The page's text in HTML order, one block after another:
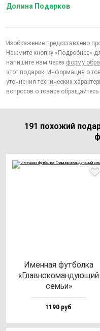
Долина Подарков
Изображение предоставлено
Нажмите кнопку «Подробнее»
напишите нам через форму
этот подарок. Информация о
уточнения технических
вопросов о товаре обращайтесь
191 похожий
Имен­ная фут­бол­ка
«Глав­но­ко­ман­ду­ющий
семьи»
1190 руб